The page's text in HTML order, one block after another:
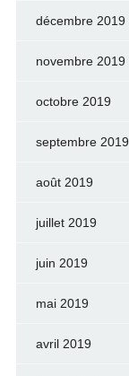
décembre 2019
novembre 2019
octobre 2019
septembre 2019
août 2019
juillet 2019
juin 2019
mai 2019
avril 2019